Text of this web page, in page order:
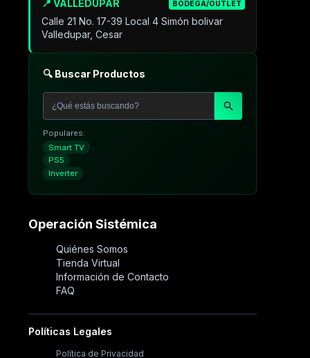
📍 VALLEDUPAR BODEGA/OUTLET
Calle 21 No. 17-39 Local 4 Simón bolivar
Valledupar, Cesar
🔍 Buscar Productos
Populares:
Smart TV
PS5
Inverter
Operación Sistémica
Quiénes Somos
Tienda Virtual
Información de Contacto
FAQ
Políticas Legales
Política de Privacidad